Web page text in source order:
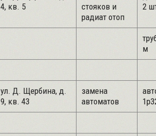
4, кв. 5
стояков и
радиат отоп
2
м
ул. Д. Щербина, д.
9, кв. 43
замена
автоматов